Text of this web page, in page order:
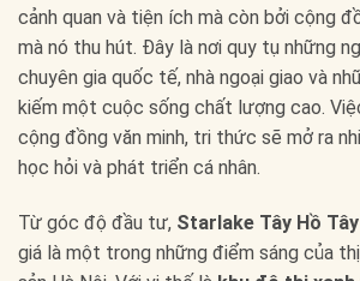
cảnh quan và tiện ích mà còn bởi cộng
mà nó thu hút. Đây là nơi quy tụ những
chuyên gia quốc tế, nhà ngoại giao và
kiếm một cuộc sống chất lượng cao.
cộng đồng văn minh, tri thức sẽ mở ra
học hỏi và phát triển cá nhân.
Từ góc độ đầu tư, Starlake Tây Hồ Tây
giá là một trong những điểm sáng của